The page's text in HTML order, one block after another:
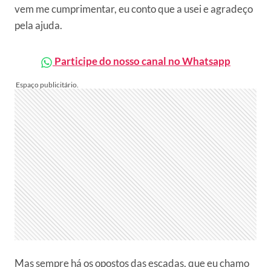
vem me cumprimentar, eu conto que a usei e agradeço
pela ajuda.
Participe do nosso canal no Whatsapp
Mas sempre há os opostos das escadas, que eu chamo